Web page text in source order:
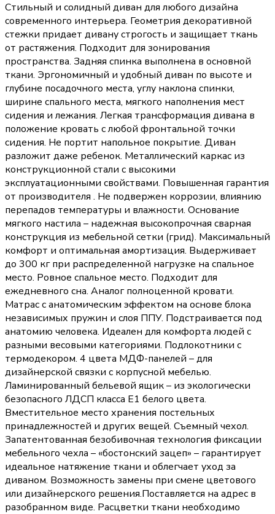
Стильный и солидный диван для любого дизайна
современного интерьера. Геометрия декоративной
стежки придает дивану строгость и защищает ткань
от растяжения. Подходит для зонирования
пространства. Задняя спинка выполнена в основной
ткани. Эргономичный и удобный диван по высоте и
глубине посадочного места, углу наклона спинки,
ширине спального места, мягкого наполнения мест
сидения и лежания. Легкая трансформация дивана в
положение кровать с любой фронтальной точки
сидения. Не портит напольное покрытие. Диван
разложит даже ребенок. Металлический каркас из
конструкционной стали с высокими
эксплуатационными свойствами. Повышенная гарантия
от производителя . Не подвержен коррозии, влиянию
перепадов температуры и влажности. Основание
мягкого настила – надежная высокопрочная сварная
конструкция из мебельной сетки (грид). Максимальный
комфорт и оптимальная амортизация. Выдерживает
до 300 кг при распределенной нагрузке на спальное
место. Ровное спальное место. Подходит для
ежедневного сна. Аналог полноценной кровати.
Матрас с анатомическим эффектом на основе блока
независимых пружин и слоя ППУ. Подстраивается под
анатомию человека. Идеален для комфорта людей с
разными весовыми категориями. Подлокотники с
термодекором. 4 цвета МДФ-панелей – для
дизайнерской связки с корпусной мебелью.
Ламинированный бельевой ящик – из экологически
безопасного ЛДСП класса Е1 белого цвета.
Вместительное место хранения постельных
принадлежностей и других вещей. Съемный чехол.
Запатентованная безобивочная технология фиксации
мебельного чехла – «бостонский зацеп» – гарантирует
идеальное натяжение ткани и облегчает уход за
диваном. Возможность замены при смене цветового
или дизайнерского решения.Поставляется на адрес в
разобранном виде. Расцветки ткани необходимо